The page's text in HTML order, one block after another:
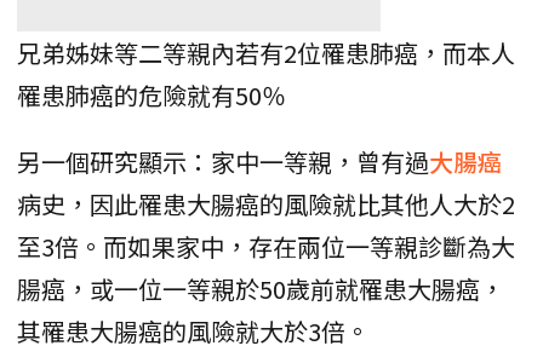
兄弟姊妹等二等親內若有2位罹患肺癌，而本人
罹患肺癌的危險就有50％
另一個研究顯示：家中一等親，曾有過大腸癌
病史，因此罹患大腸癌的風險就比其他人大於2
至3倍。而如果家中，存在兩位一等親診斷為大
腸癌，或一位一等親於50歲前就罹患大腸癌，
其罹患大腸癌的風險就大於3倍。